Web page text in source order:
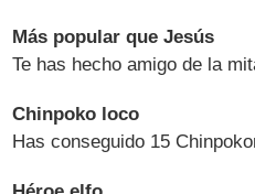
Más popular que Jesús
Te has hecho amigo de la
Chinpoko loco
Has conseguido 15